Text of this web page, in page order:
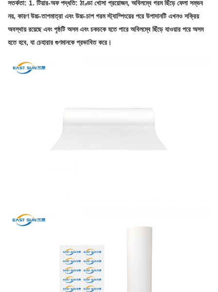
সতর্কতা: 1. টিয়ার-অফ পদ্ধতি: ঠাণ্ডা খোসা প্রয়োজন, অবিলম্বে গরম ছিঁড়ে ফেলা সম্ভব
নয়, কারণ উচ্চ-তাপমাত্রা এবং উচ্চ-চাপ গরম স্ট্যাম্পিংয়ের পরে উপাদানটি এখনও সক্রিয়
অবস্থায় রয়েছে এবং পৃষ্ঠটি অসম এবং চকচকে হতে পারে অবিলম্বে ছিঁড়ে যাওয়ার পরে অসম
হতে হবে, যা চেহারার গুণমানকে প্রভাবিত করে।